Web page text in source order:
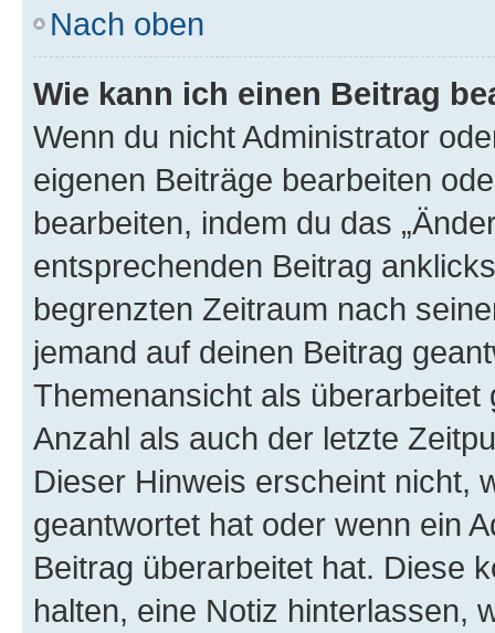
Nach oben
Wie kann ich einen Beitrag
Wenn du nicht Administrator
eigenen Beiträge bearbeiten
bearbeiten, indem du das
entsprechenden Beitrag
begrenzten Zeitraum nach
jemand auf deinen Beitrag
Themenansicht als
Anzahl als auch der letzte
Dieser Hinweis erscheint nicht,
geantwortet hat oder wenn ein
Beitrag überarbeitet hat. Diese
halten, eine Notiz hinterlassen,